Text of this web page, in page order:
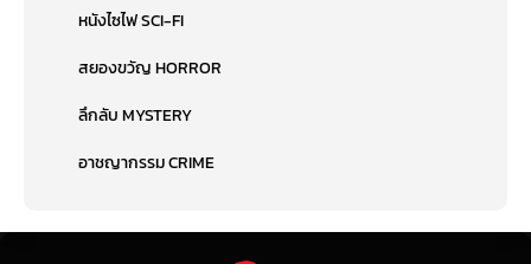
หนังไซไฟ SCI-FI
สยองขวัญ HORROR
ลึกลับ MYSTERY
อาชญากรรม CRIME